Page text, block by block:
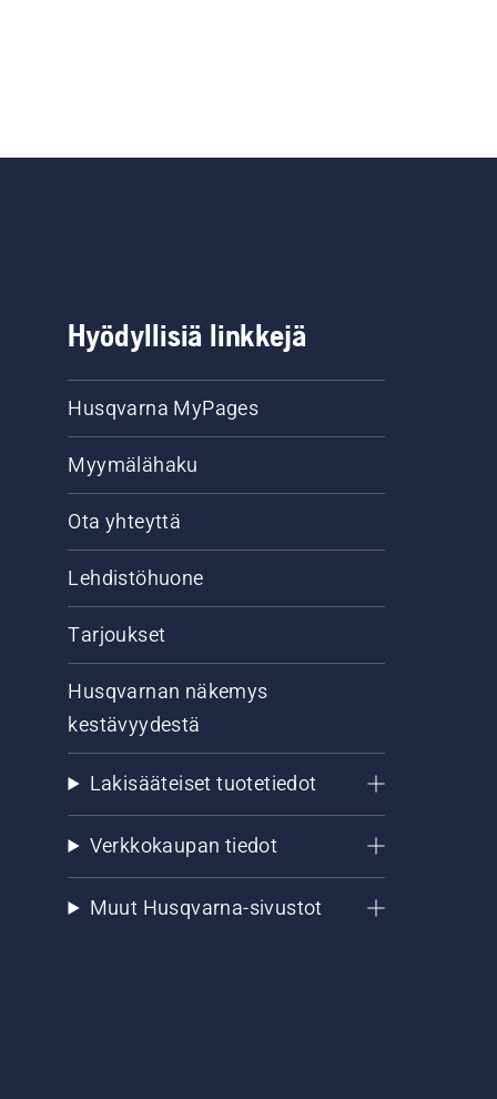
Hyödyllisiä linkkejä
Husqvarna MyPages
Myymälähaku
Ota yhteyttä
Lehdistöhuone
Tarjoukset
Husqvarnan näkemys
kestävyydestä
Lakisääteiset tuotetiedot
Verkkokaupan tiedot
Muut Husqvarna-sivustot